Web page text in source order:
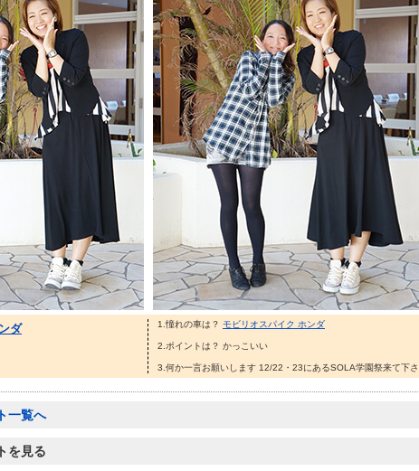
ダ
1.憧れの車は？ モビリオスパイク ホンダ
2.ポイントは？ かっこいい
3.何か一言お願いします 12/22・23にあるSOLA学園祭来て下
一覧へ
を見る